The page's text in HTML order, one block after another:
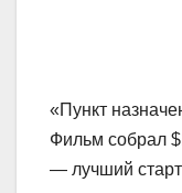
«Пункт
Фильм собрал
— лучший